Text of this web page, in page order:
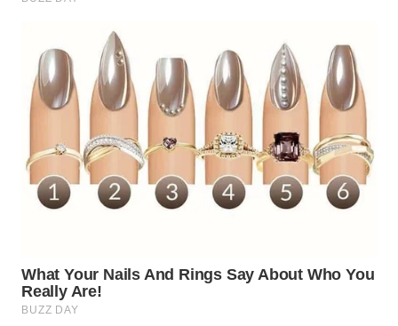
WN
SULUT
MALUKU
WN
MALUT
DAIRI